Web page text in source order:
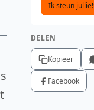
Ik steun jullie!
DELEN
Kopieer
Facebook